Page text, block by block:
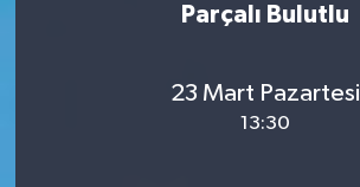
Parçalı Bulutlu
23 Mart Pazartesi
13:30